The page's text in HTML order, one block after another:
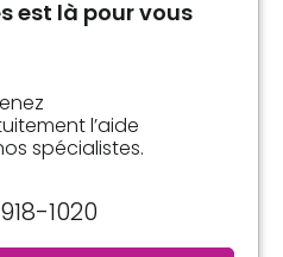
est là pour vous
l’aide
spécialistes.
1020